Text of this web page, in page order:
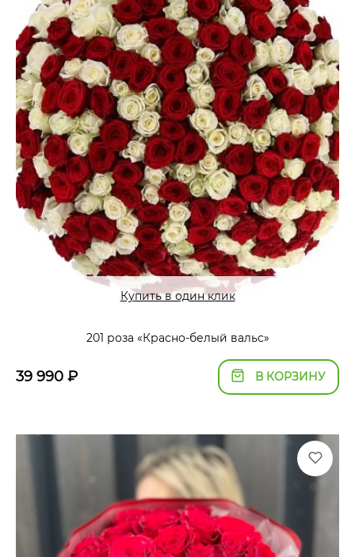
Купить в один клик
201 роза «Красно-белый вальс»
39 990 ₽ В КОРЗИНУ